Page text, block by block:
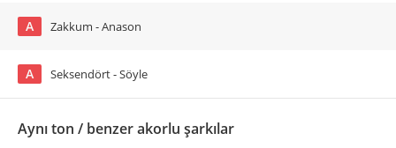
A Zakkum - Anason
A Seksendört - Söyle
Aynı ton / benzer akorlu şarkılar